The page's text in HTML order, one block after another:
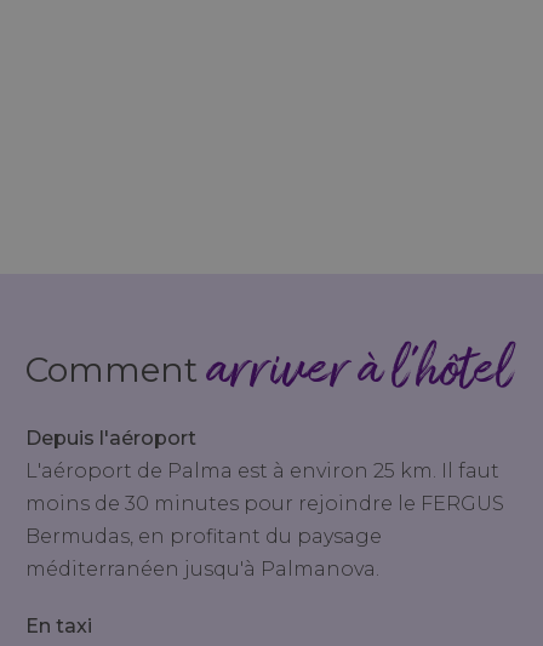
Comment arriver à l’hôtel
Depuis l'aéroport
L'aéroport de Palma est à environ 25 km. Il faut
moins de 30 minutes pour rejoindre le FERGUS
Bermudas, en profitant du paysage
méditerranéen jusqu'à Palmanova.
En taxi